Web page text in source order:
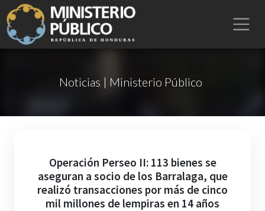
Noticias | Ministerio Público
Operación Perseo II: 113 bienes se
aseguran a socio de los Barralaga, que
realizó transacciones por más de cinco
mil millones de lempiras en 14 años